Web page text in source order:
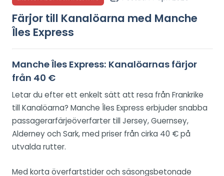
Färjor till Kanalöarna med Manche
Îles Express
Manche Îles Express: Kanalöarnas färjor
från 40 €
Letar du efter ett enkelt sätt att resa från Frankrike
till Kanalöarna? Manche Îles Express erbjuder snabba
passagerarfärjeöverfarter till Jersey, Guernsey,
Alderney och Sark, med priser från cirka 40 € på
utvalda rutter.
Med korta överfartstider och säsongsbetonade